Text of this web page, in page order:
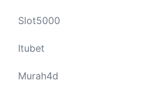
Slot5000
Itubet
Murah4d